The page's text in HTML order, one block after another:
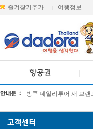
즐겨찾기추가 여행정보
방콕 데일리투어 새 브